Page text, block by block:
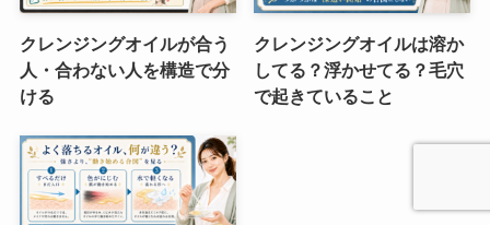
クレンジングオイルが合う
人・合わない人を構造で分
ける
クレンジングオイルは溶か
してる？浮かせてる？毛穴
で起きていること